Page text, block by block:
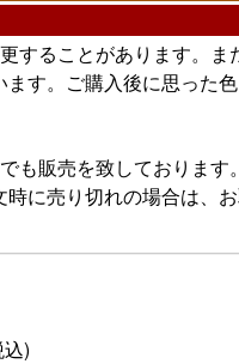
することがあります。ま
す。ご購入後に思った
も販売を致しております
に売り切れの場合は、
)